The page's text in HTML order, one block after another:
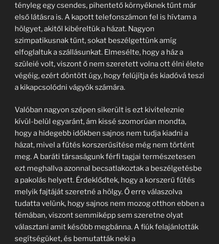
tényleg egy csendes, pihentető környéknek tűnt már
első látásra is. A kapott telefonszámon fel is hívtam a
hölgyet, akitől kibéreltük a házat. Nagyon
szimpatikusnak tűnt, sokat beszélgettünk amíg
elfoglaltuk a szállásunkat. Elmesélte, hogy a ház a
szüleié volt, viszont ő nem szeretett volna ott élni élete
végéig, ezért döntött úgy, hogy felújítja és kiadóvá teszi
a kikapcsolódni vágyók számára.
Valóban nagyon szépen sikerült is ezt kiviteleznie
kívül-belül egyaránt, ám kissé szomorúan mondta,
hogy a hidegebb időkben sajnos nem tudja kiadni a
házat, mivel a fűtés korszerűsítése még nem történt
meg. A baráti társaságunk férfi tagjai természetesen
ezt meghallva azonnal becsatlakoztak a beszélgetésbe
a pakolás helyett. Érdeklődtek, hogy a korszerű fűtés
melyik fajtáját szeretné a hölgy. Ő erre válaszolva
tudatta velünk, hogy sajnos nem mozog otthon ebben a
témában, viszont semmiképp sem szeretne olyat
választani amit később megbánna. A fiúk felajánlották
segítségüket, és bemutatták neki a